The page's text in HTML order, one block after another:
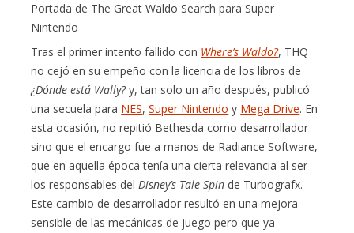
Portada de The Great Waldo Search para Super
Nintendo
Tras el primer intento fallido con Where’s Waldo?, THQ
no cejó en su empeño con la licencia de los libros de
¿Dónde está Wally?y, tan solo un año después, publicó
una secuela para NES,Super Nintendo y Mega Drive. En
esta ocasión, no repitió Bethesda como desarrollador
sino que el encargo fue a manos de Radiance Software,
que en aquella época tenía una cierta relevancia al ser
los responsables delDisney’s Tale Spin de Turbografx.
Este cambio de desarrollador resultó en una mejora
sensible de las mecánicas de juego pero que ya